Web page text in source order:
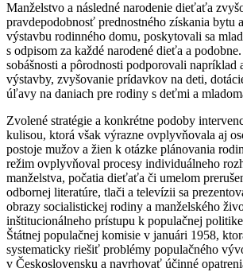
Manželstvo a následné narodenie dieťaťa
pravdepodobnosť prednostného získania bytu
výstavbu rodinného domu, poskytovali sa
s odpisom za každé narodené dieťa a
sobášnosti a pôrodnosti podporovali napríklad
výstavby, zvyšovanie prídavkov na deti,
úľavy na daniach pre rodiny s deťmi a
Zvolené stratégie a konkrétne podoby
kulisou, ktorá však výrazne ovplyvňovala aj
postoje mužov a žien k otázke plánovania
režim ovplyvňoval procesy individuálneho
manželstva, počatia dieťaťa či umelom
odbornej literatúre, tlači a televízii sa
obrazy socialistickej rodiny a manželského
inštitucionálneho prístupu k populačnej
Štátnej populačnej komisie v januári 1958,
systematicky riešiť problémy populačného
v Československu a navrhovať účinné